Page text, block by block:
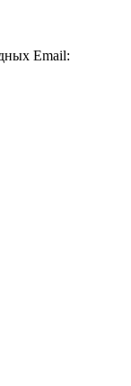
Email: